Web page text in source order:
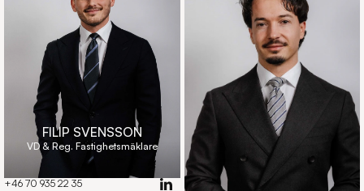
FILIP SVENSSON
VD & Reg. Fastighetsmäklare
+46 70 935 22 35